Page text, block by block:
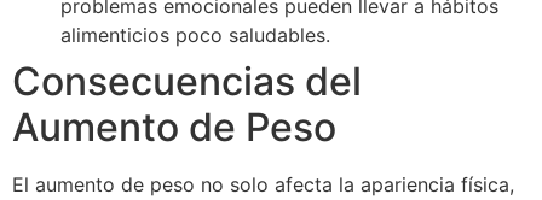
problemas emocionales pueden llevar a hábitos
alimenticios poco saludables.
Consecuencias del
Aumento de Peso
El aumento de peso no solo afecta la apariencia física,